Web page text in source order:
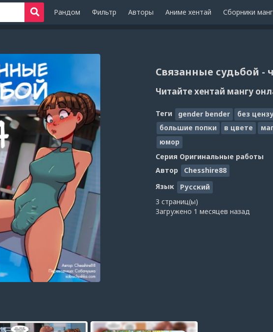
Рандом Фильтр Авторы Аниме хентай Сборники
Связанные судьбой -
Читайте хентай мангу
Теги gender bender без
большие попки
в цвете
юмор
Серия Оригинальные работы
Автор
Chesshire88
Язык
Русский
3 страниц(ы)
Загружено 1 месяцев назад